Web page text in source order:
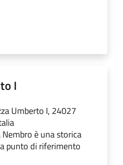
I
Umberto I, 24027
è una storica
punto di riferimento